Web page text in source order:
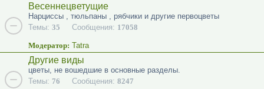
Весеннецветущие
Нарциссы , тюльпаны , рябчики и другие первоцветы
Темы: 35 Сообщения: 17058
Модератор: Tatra
Другие виды
цветы, не вошедшие в основные разделы.
Темы: 76 Сообщения: 8247